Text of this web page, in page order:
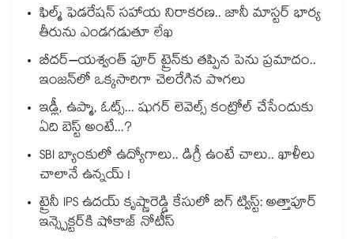
ఫిల్మ్ ఫెడరేషన్ సహాయ నిరాకరణ.. జానీ మాస్టర్ భార్య
తీరును ఎండగడుతూ లేఖ
బీదర్–యశ్వంత్ పూర్ ట్రైన్‎కు తప్పిన పెను ప్రమాదం..
ఇంజన్‎లో ఒక్కసారిగా చెలరేగిన పొగలు
ఇడ్లీ, ఉప్మా, ఓట్స్... షుగర్ లెవెల్స్ కంట్రోల్ చేసేందుకు
ఏది బెస్ట్ అంటే...?
SBI బ్యాంకులో ఉద్యోగాలు.. డిగ్రీ ఉంటే చాలు.. ఖాళీలు
చాలానే ఉన్నయ్ !
ట్రైనీ IPS ఉదయ్ కృష్ణారెడ్డి కేసులో బిగ్ ట్విస్ట్: అత్తాపూర్
ఇన్స్పెక్టర్‎కి షోకాజ్ నోటీస్